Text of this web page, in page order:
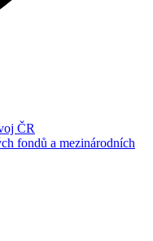
ČR
fondů a mezinárodních